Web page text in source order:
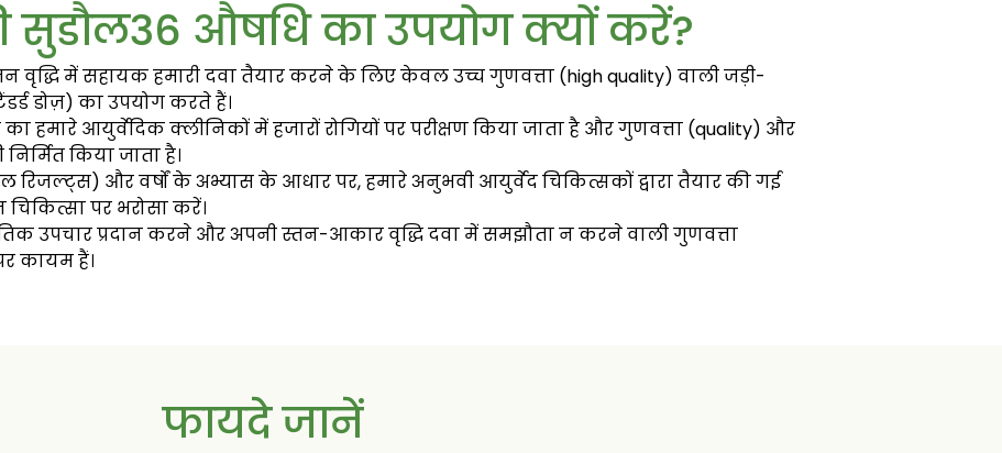
सुडौल36 औषधि का उपयोग क्यों करें?
वृद्धि में सहायक हमारी दवा तैयार करने के लिए केवल उच्च गुणवत्ता (high quality) वाली जड़ी-
डोज़) का उपयोग करते हैं।
का हमारे आयुर्वेदिक क्लीनिकों में हजारों रोगियों पर परीक्षण किया जाता है और गुणवत्ता (quality) और
किया जाता है।
रिजल्ट्स) और वर्षों के अभ्यास के आधार पर, हमारे अनुभवी आयुर्वेद चिकित्सकों द्वारा तैयार की गई
चिकित्सा पर भरोसा करें।
उपचार प्रदान करने और अपनी स्तन-आकार वृद्धि दवा में समझौता न करने वाली गुणवत्ता
कायम हैं।
फायदे जानें